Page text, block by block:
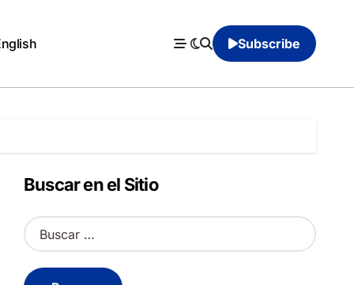
Subscribe
Buscar en el Sitio
B
u
c